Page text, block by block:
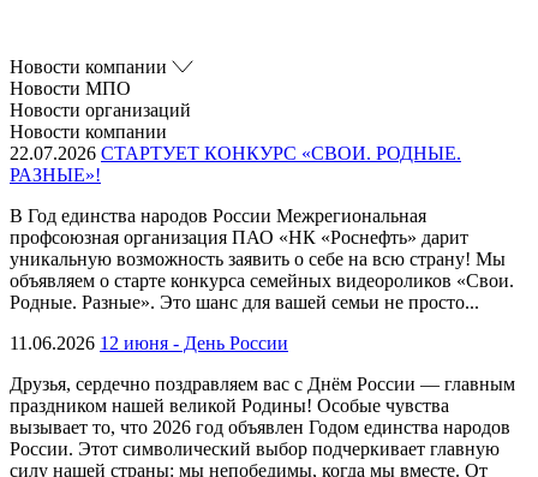
Новости компании
Новости МПО
Новости организаций
Новости компании
22.07.2026 СТАРТУЕТ КОНКУРС «СВОИ. РОДНЫЕ.
РАЗНЫЕ»!
В Год единства народов России Межрегиональная
профсоюзная организация ПАО «НК «Роснефть» дарит
уникальную возможность заявить о себе на всю страну! Мы
объявляем о старте конкурса семейных видеороликов «Свои.
Родные. Разные». Это шанс для вашей семьи не просто...
11.06.2026 12 июня - День России
Друзья, сердечно поздравляем вас с Днём России — главным
праздником нашей великой Родины! Особые чувства
вызывает то, что 2026 год объявлен Годом единства народов
России. Этот символический выбор подчеркивает главную
силу нашей страны: мы непобедимы, когда мы вместе. От